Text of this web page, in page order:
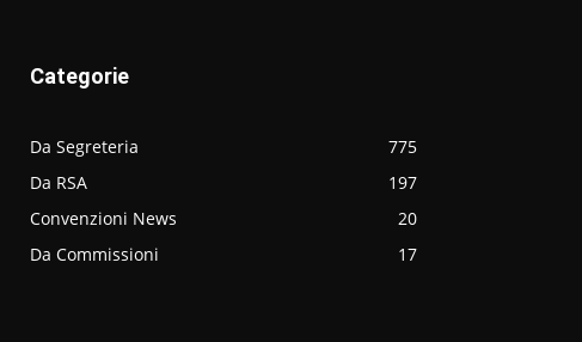
Categorie
Da Segreteria
775
Da RSA
197
Convenzioni News
20
Da Commissioni
17